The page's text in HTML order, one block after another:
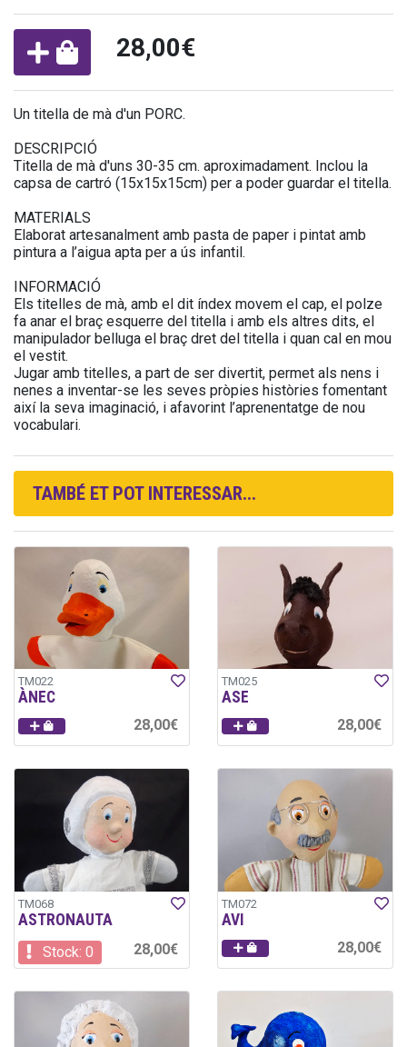
28,00€
Un titella de mà d'un PORC.
DESCRIPCIÓ
Titella de mà d'uns 30-35 cm. aproximadament. Inclou la
capsa de cartró (15x15x15cm) per a poder guardar el titella.
MATERIALS
Elaborat artesanalment amb pasta de paper i pintat amb
pintura a l’aigua apta per a ús infantil.
INFORMACIÓ
Els titelles de mà, amb el dit índex movem el cap, el polze
fa anar el braç esquerre del titella i amb els altres dits, el
manipulador belluga el braç dret del titella i quan cal en mou
el vestit.
Jugar amb titelles, a part de ser divertit, permet als nens i
nenes a inventar-se les seves pròpies històries fomentant
així la seva imaginació, i afavorint l’aprenentatge de nou
vocabulari.
TAMBÉ ET POT INTERESSAR...
TM022
ÀNEC
28,00€
TM025
ASE
28,00€
TM068
ASTRONAUTA
Stock: 0 28,00€
TM072
AVI
28,00€